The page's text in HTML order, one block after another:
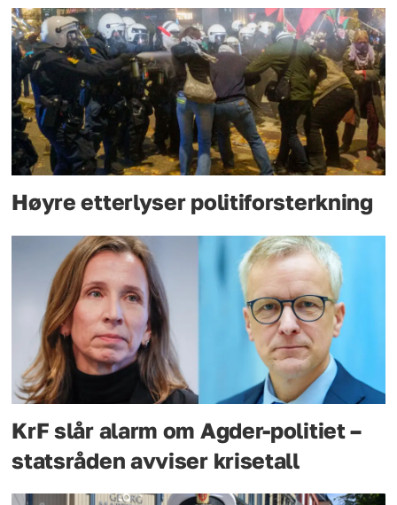
Høyre etterlyser politiforsterkning
KrF slår alarm om Agder-politiet –
statsråden avviser krisetall